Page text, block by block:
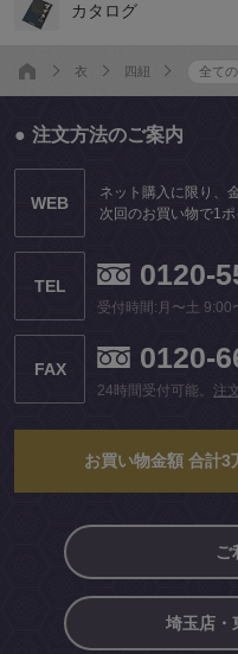
カタログ
衣 四紐 全て
注文方法のご案内
WEB
ネット購入に限り、
次回のお買い物で1
TEL 0120-
受付時間:月〜土
FAX 0120-
24時間受付可能。 注
お買い物金額 合計3
ご
埼玉店・